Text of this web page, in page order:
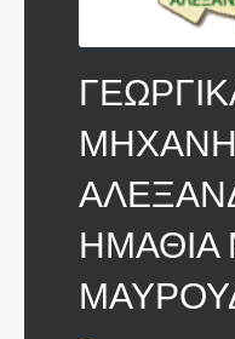
ΗΜΑΘΙΑ